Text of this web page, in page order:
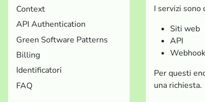
Context
API Authentication
Green Software Patterns
Billing
Identificatori
FAQ
I servizi sono
Siti web
API
Webhook
Per questi
una richiesta.